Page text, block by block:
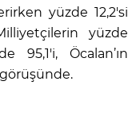
yüzde 12,2'si
yüzde
95,1'i, Öcalan’ın